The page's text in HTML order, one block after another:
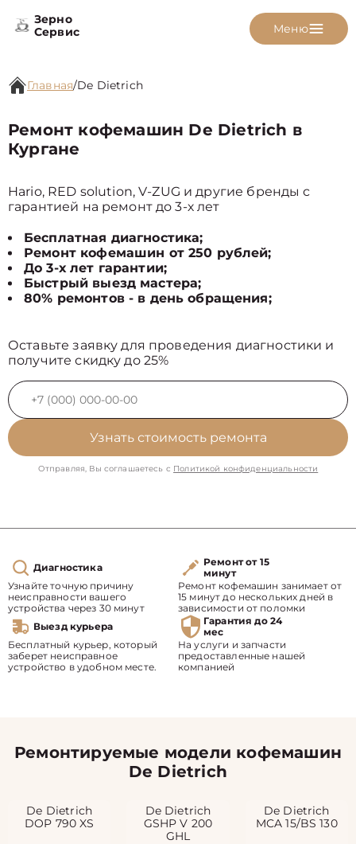
Зерно
Сервис
Меню
Главная/De Dietrich
Ремонт кофемашин De Dietrich в
Кургане
Hario, RED solution, V-ZUG и другие бренды с
гарантией на ремонт до 3-х лет
Бесплатная диагностика;
Ремонт кофемашин от 250 рублей;
До 3-х лет гарантии;
Быстрый выезд мастера;
80% ремонтов - в день обращения;
Оставьте заявку для проведения диагностики и
получите скидку до 25%
Узнать стоимость ремонта
Отправляя, Вы соглашаетесь с Политикой конфиденциальности
Диагностика
Узнайте точную причину
неисправности вашего
устройства через 30 минут
Ремонт от 15
минут
Ремонт кофемашин занимает от
15 минут до нескольких дней в
зависимости от поломки
Выезд курьера
Бесплатный курьер, который
заберет неисправное
устройство в удобном месте.
Гарантия до 24
мес
На услуги и запчасти
предоставленные нашей
компанией
Ремонтируемые модели кофемашин
De Dietrich
De Dietrich
DOP 790 XS
De Dietrich
GSHP V 200
GHL
De Dietrich
MCA 15/BS 130